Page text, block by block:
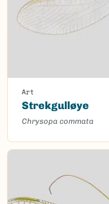
Art
Strekgulløye
Chrysopa commata